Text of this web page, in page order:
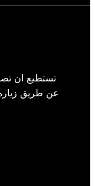
تستطيع ان
عن طريق زياره